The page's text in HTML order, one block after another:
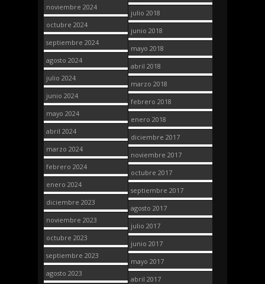
noviembre 2024
octubre 2024
septiembre 2024
agosto 2024
julio 2024
junio 2024
mayo 2024
abril 2024
marzo 2024
febrero 2024
enero 2024
diciembre 2023
noviembre 2023
octubre 2023
septiembre 2023
agosto 2023
julio 2018
junio 2018
mayo 2018
abril 2018
marzo 2018
febrero 2018
enero 2018
diciembre 2017
noviembre 2017
octubre 2017
septiembre 2017
agosto 2017
julio 2017
junio 2017
mayo 2017
abril 2017